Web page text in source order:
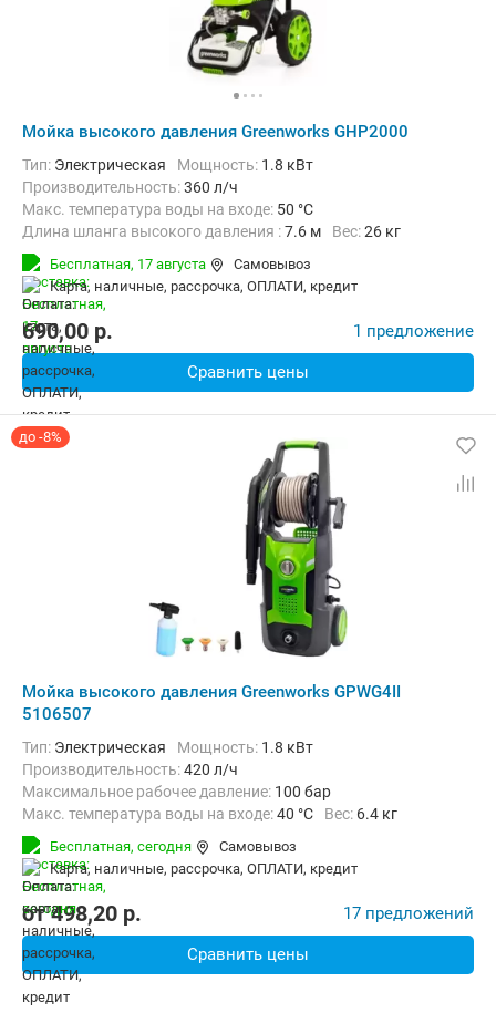
Мойка высокого давления Greenworks GHP2000
Тип: Электрическая Мощность: 1.8 кВт
Производительность:360 л/ч
Макс. температура воды на входе: 50 °C
Длина шланга высокого давления :7.6 м Вес:26 кг
Бесплатная, 17 августа
Самовывоз
карта, наличные, рассрочка, ОПЛАТИ, кредит
690,00 p. 1 предложение
Сравнить цены
до -8%
Мойка высокого давления Greenworks GPWG4II
5106507
Тип: Электрическая Мощность: 1.8 кВт
Производительность:420 л/ч
Максимальное рабочее давление: 100 бар
Макс. температура воды на входе:40 °C Вес: 6.4 кг
Бесплатная, сегодня
Самовывоз
карта, наличные, рассрочка, ОПЛАТИ, кредит
от498,20 p. 17 предложений
Сравнить цены